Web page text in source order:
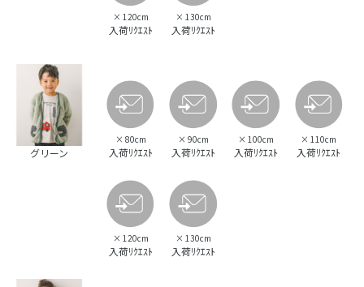
× 120cm
入荷ﾘｸｴｽﾄ
× 130cm
入荷ﾘｸｴｽﾄ
グリーン
× 80cm
入荷ﾘｸｴｽﾄ
× 90cm
入荷ﾘｸｴｽﾄ
× 100cm
入荷ﾘｸｴｽﾄ
× 110cm
入荷ﾘｸｴｽﾄ
× 120cm
入荷ﾘｸｴｽﾄ
× 130cm
入荷ﾘｸｴｽﾄ